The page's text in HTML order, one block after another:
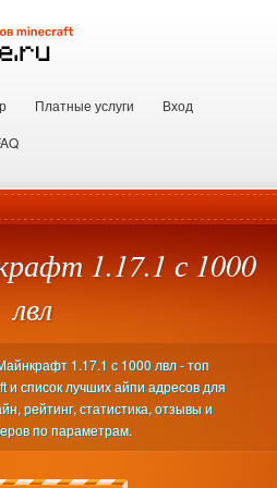
Платные услуги
Вход
1.17.1 с 1000
лвл
1.17.1 с 1000 лвл - топ
и список лучших айпи адресов для
рейтинг, статистика, отзывы и
по параметрам.